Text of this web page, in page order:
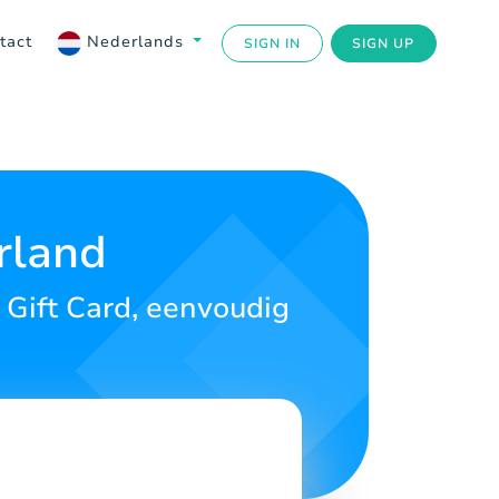
Nederlands SIGN IN SIGN UP
Card, eenvoudig